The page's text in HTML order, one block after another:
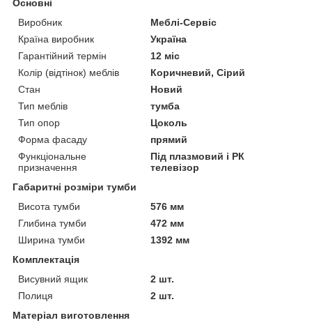
Основні
Виробник
Меблі-Сервіс
Країна виробник
Україна
Гарантійний термін
12 міс
Колір (відтінок) меблів
Коричневий, Сірий
Стан
Новий
Тип меблів
тумба
Тип опор
Цоколь
Форма фасаду
прямий
Функціональне
призначення
Під плазмовий і РК
телевізор
Габаритні розміри тумби
Висота тумби
576 мм
Глибина тумби
472 мм
Ширина тумби
1392 мм
Комплектація
Висувний ящик
2 шт.
Полиця
2 шт.
Матеріал виготовлення